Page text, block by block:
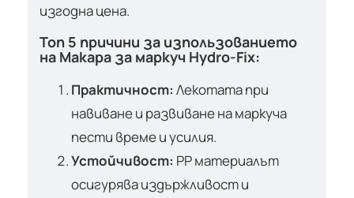
изгодна цена.
Топ 5 причини за изпользованието
на Макара за маркуч Hydro-Fix:
Практичност: Лекотата при
навиване и развиване на маркуча
пести време и усилия.
Устойчивост: PP материалът
осигурява издържливост и